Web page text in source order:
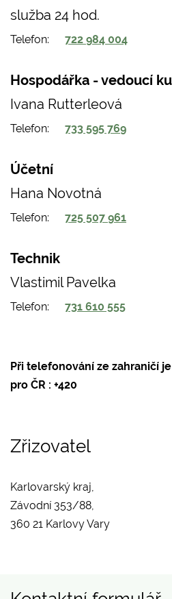
služba 24 hod.
Telefon 722 984 004
Hospodářka - vedoucí
Ivana Rutterleová
Telefon 733 595 769
Účetní
Hana Novotná
Telefon 725 507 961
Technik
Vlastimil Pavelka
Telefon 731 610 555
Při telefonování ze zahraničí
pro ČR : +420
Zřizovatel
Karlovarský kraj,
Závodní 353/88,
360 21 Karlovy Vary